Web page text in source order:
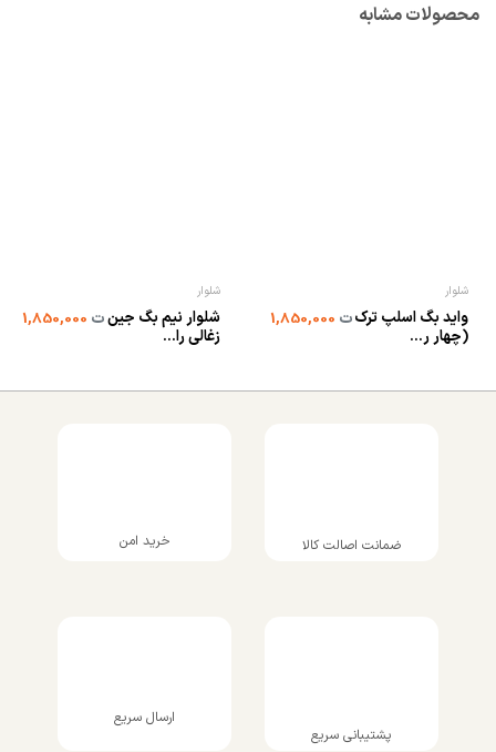
محصولات مشابه
شلوار
واید بگ اسلپ ترک
(چهار ر...
ت1,850,000
شلوار
شلوار نیم بگ جین
زغالی را...
ت1,850,000
ضمانت اصالت کالا خرید امن
پشتیبانی سریع
ارسال سریع